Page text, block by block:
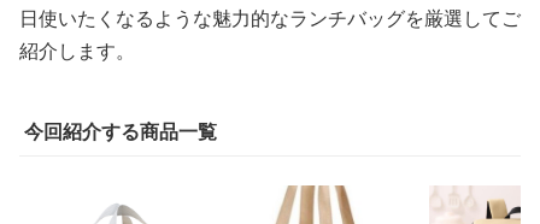
日使いたくなるような魅力的なランチバッグを厳選してご
紹介します。
今回紹介する商品一覧